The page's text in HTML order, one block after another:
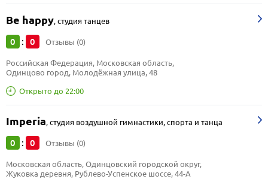
Be happy,студия танцев
0 : 0 Отзывы (0)
Открыто до 22:00
Российская Федерация, Московская область,
Одинцово город, Молодёжная улица, 48
Imperia,студия воздушной гимнастики, спорта и танца
0 : 0 Отзывы (0)
Московская область, Одинцовский городской округ,
Жуковка деревня, Рублево-Успенское шоссе, 44-А